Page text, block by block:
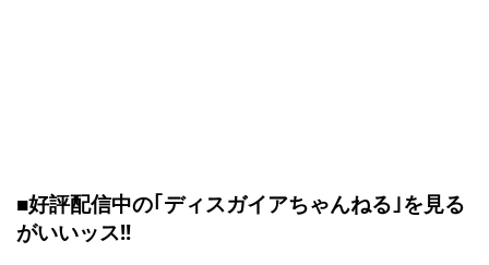
■好評配信中の｢ディスガイアちゃんねる｣を見る
がいいッス!!